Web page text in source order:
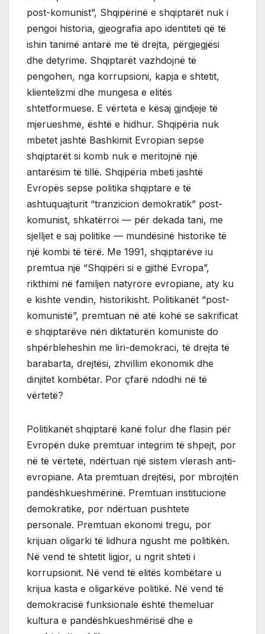
post-komunist”, Shqipërinë e shqiptarët nuk i
pengoi historia, gjeografia apo identiteti që të
ishin tanimë antarë me të drejta, përgjegjësi
dhe detyrime. Shqiptarët vazhdojnë të
pengohen, nga korrupsioni, kapja e shtetit,
klientelizmi dhe mungesa e elitës
shtetformuese. E vërteta e kësaj gjndjeje të
mjerueshme, është e hidhur. Shqipëria nuk
mbetet jashtë Bashkimit Evropian sepse
shqiptarët si komb nuk e meritojnë një
antarësim të tillë. Shqipëria mbeti jashtë
Evropës sepse politika shqiptare e të
ashtuquajturit “tranzicion demokratik” post-
komunist, shkatërroi — për dekada tani, me
sjelljet e saj politike — mundësinë historike të
një kombi të tërë. Me 1991, shqiptarëve iu
premtua një “Shqipëri si e gjithë Evropa”,
rikthimi në familjen natyrore evropiane, aty ku
e kishte vendin, historikisht. Politikanët “post-
komunistë”, premtuan në atë kohë se sakrificat
e shqiptarëve nën diktaturën komuniste do
shpërbleheshin me liri-demokraci, të drejta të
barabarta, drejtësi, zhvillim ekonomik dhe
dinjitet kombëtar. Por çfarë ndodhi në të
vërtetë?
Politikanët shqiptarë kanë folur dhe flasin për
Evropën duke premtuar integrim të shpejt, por
në të vërtetë, ndërtuan një sistem vlerash anti-
evropiane. Ata premtuan drejtësi, por mbrojtën
pandëshkueshmërinë. Premtuan institucione
demokratike, por ndërtuan pushtete
personale. Premtuan ekonomi tregu, por
krijuan oligarki të lidhura ngusht me politikën.
Në vend të shtetit ligjor, u ngrit shteti i
korrupsionit. Në vend të elitës kombëtare u
krijua kasta e oligarkëve politikë. Në vend të
demokracisë funksionale është themeluar
kultura e pandëshkueshmërisë dhe e